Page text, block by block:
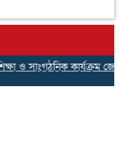
ও সাংগঠনিক কার্যক্রম